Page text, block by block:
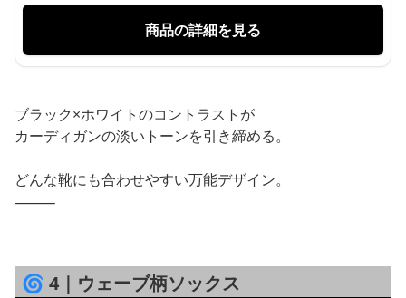
商品の詳細を見る
ブラック×ホワイトのコントラストが
カーディガンの淡いトーンを引き締める。
どんな靴にも合わせやすい万能デザイン。
⸻
🌀 4｜ウェーブ柄ソックス